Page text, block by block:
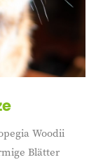
Woodii
Blätter